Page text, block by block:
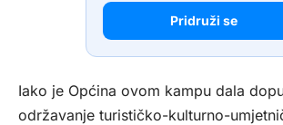
Pridruži se
Iako je Općina ovom kampu dala
održavanje turističko-kulturno-